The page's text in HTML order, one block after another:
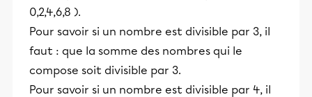
0,2,4,6,8 ).
Pour savoir si un nombre est divisible par 3, il
faut : que la somme des nombres qui le
compose soit divisible par 3.
Pour savoir si un nombre est divisible par 4, il